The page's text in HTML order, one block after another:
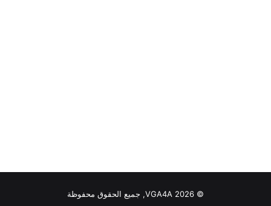
© VGA4A 2026, جميع الحقوق محفوظة